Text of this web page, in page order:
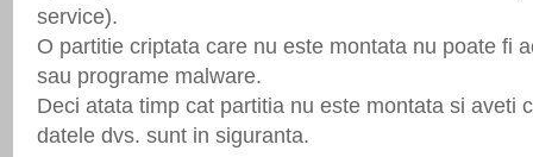
service).
O partitie criptata care nu este montata nu poate fi
sau programe malware.
Deci atata timp cat partitia nu este montata si aveti
datele dvs. sunt in siguranta.